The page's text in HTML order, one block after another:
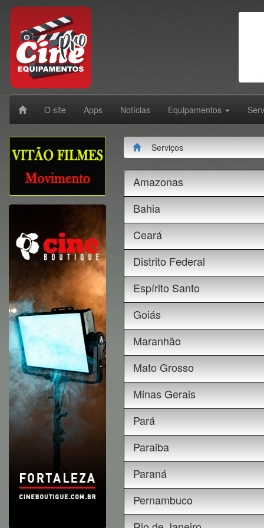
O site Apps Notícias Equipamentos
Serviços
Amazonas
Bahia
Ceará
Distrito Federal
Espírito Santo
Goiás
Maranhão
Mato Grosso
Minas Gerais
Pará
Paraiba
Paraná
Pernambuco